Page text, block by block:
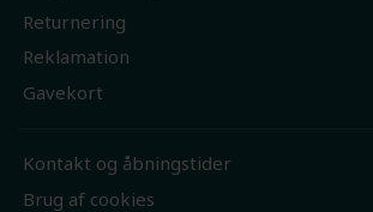
Returnering
Reklamation
Gavekort
Kontakt og åbningstider
Brug af cookies